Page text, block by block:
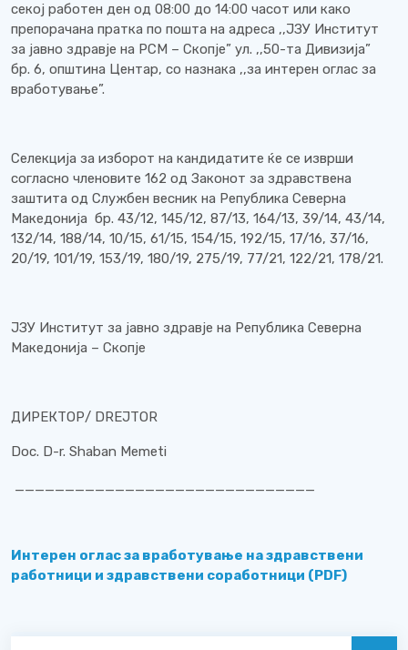
секој работен ден од 08:00 до 14:00 часот или како
препорачана пратка по пошта на адреса ,,ЈЗУ Институт
за јавно здравје на РСМ – Скопје” ул. ,,50-та Дивизија”
бр. 6, општина Центар, со назнака ,,за интерен оглас за
вработување”.
Селекција за изборот на кандидатите ќе се изврши
согласно членовите 162 од Законот за здравствена
заштита од Службен весник на Република Северна
Македонија бр. 43/12, 145/12, 87/13, 164/13, 39/14, 43/14,
132/14, 188/14, 10/15, 61/15, 154/15, 192/15, 17/16, 37/16,
20/19, 101/19, 153/19, 180/19, 275/19, 77/21, 122/21, 178/21.
ЈЗУ Институт за јавно здравје на Република Северна
Македонија – Скопје
ДИРЕКТОР/ DREJTOR
Doc. D-r. Shaban Memeti
______________________________
Интерен оглас за вработување на здравствени
работници и здравствени соработници (PDF)